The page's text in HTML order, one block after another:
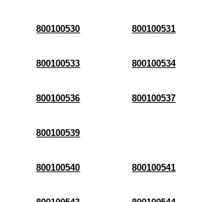
800100530 800100531
800100533 800100534
800100536 800100537
800100539
800100540 800100541